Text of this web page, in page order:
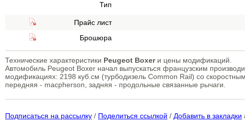
Тип
Прайс лист
Брошюра
Технические характеристики Peugeot Boxerи цены модификаций.
Автомобиль Peugeot Boxer начал выпускаться французским
модификациях: 2198 куб.см (турбодизель Common Rail) со
передняя - macpherson, задняя - продольные связанные рычаги.
Подписаться на рассылку / Поделиться ссылкой / Добавить в закладки